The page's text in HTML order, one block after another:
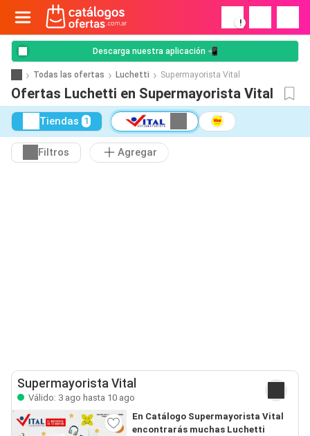
!
Descarga nuestra aplicación 📲
Todas las ofertas Luchetti Supermayorista Vital
Ofertas Luchetti en Supermayorista Vital
Tiendas 1
Filtros Agregar
Supermayorista Vital
Válido: 3 ago hasta 10 ago
En Catálogo Supermayorista Vital
encontrarás muchas Luchetti